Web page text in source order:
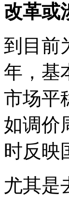
改革或
到目前
年，基
市场平
如调价
时反映
尤其是